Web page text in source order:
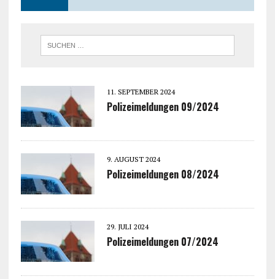
11. SEPTEMBER 2024
Polizeimeldungen 09/2024
9. AUGUST 2024
Polizeimeldungen 08/2024
29. JULI 2024
Polizeimeldungen 07/2024